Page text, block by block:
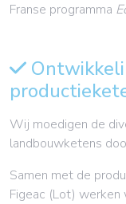
Franse programma
Wij moedigen de
landbouwketens
Samen met de
Figeac (Lot) werken